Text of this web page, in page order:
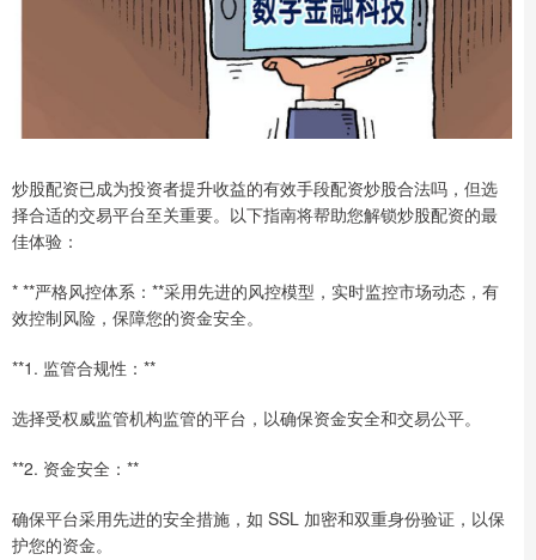
炒股配资已成为投资者提升收益的有效手段配资炒股合法吗，但选
择合适的交易平台至关重要。以下指南将帮助您解锁炒股配资的最
佳体验：
* **严格风控体系：**采用先进的风控模型，实时监控市场动态，有
效控制风险，保障您的资金安全。
**1. 监管合规性：**
选择受权威监管机构监管的平台，以确保资金安全和交易公平。
**2. 资金安全：**
确保平台采用先进的安全措施，如 SSL 加密和双重身份验证，以保
护您的资金。